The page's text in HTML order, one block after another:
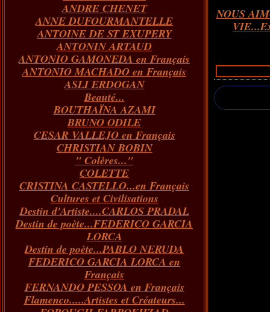
Janvier(60)
Février(68)
Janvier(86)
Mars(65)
Février(70)
Janvier(66)
Avril(76)
Mars(66)
Février(67)
Janvier(73)
Mai(82)
Avril(62)
Mars(66)
Février(55)
Janvier(43)
Juin(84)
Mai(89)
Avril(59)
Mars(73)
Février(54)
Janvier(51)
Juillet(72)
Juin(65)
Mai(97)
Avril(73)
Mars(100)
Février(146)
Janvier(124)
Août(40)
Juillet(31)
Juin(26)
ANDRE CHENET
ANNE DUFOURMANTELLE
ANTOINE DE ST EXUPERY
ANTONIN ARTAUD
ANTONIO GAMONEDA en Français
ANTONIO MACHADO en Français
ASLI ERDOGAN
Beauté...
BOUTHAÏNA AZAMI
BRUNO ODILE
CESAR VALLEJO en Français
CHRISTIAN BOBIN
" Colères..."
COLETTE
CRISTINA CASTELLO...en Français
Cultures et Civilisations
Destin d'Artiste....CARLOS PRADAL
Destin de poète...FEDERICO GARCIA
LORCA
Destin de poète...PABLO NERUDA
FEDERICO GARCIA LORCA en
Français
FERNANDO PESSOA en Français
Flamenco.....Artistes et Créateurs...
NOUS